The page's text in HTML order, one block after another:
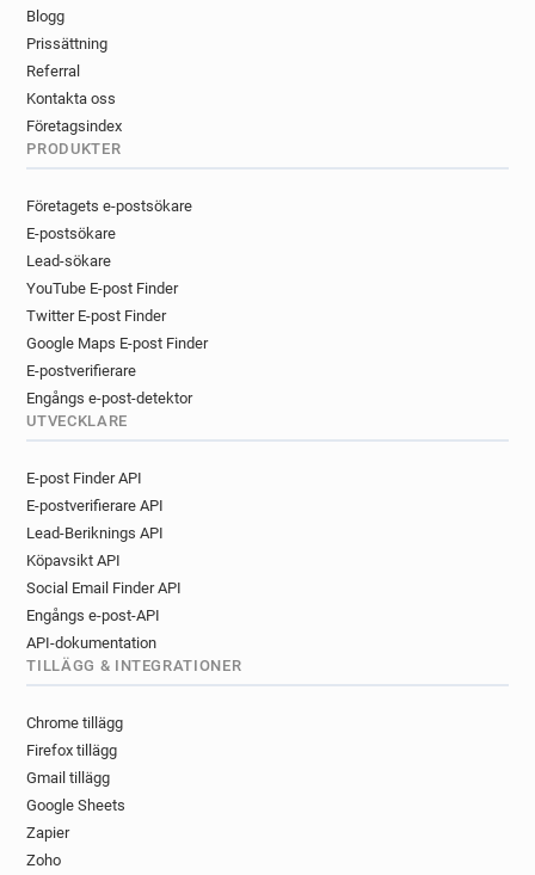
Blogg
Prissättning
Referral
Kontakta oss
Företagsindex
PRODUKTER
Företagets e-postsökare
E-postsökare
Lead-sökare
YouTube E-post Finder
Twitter E-post Finder
Google Maps E-post Finder
E-postverifierare
Engångs e-post-detektor
UTVECKLARE
E-post Finder API
E-postverifierare API
Lead-Beriknings API
Köpavsikt API
Social Email Finder API
Engångs e-post-API
API-dokumentation
TILLÄGG & INTEGRATIONER
Chrome tillägg
Firefox tillägg
Gmail tillägg
Google Sheets
Zapier
Zoho